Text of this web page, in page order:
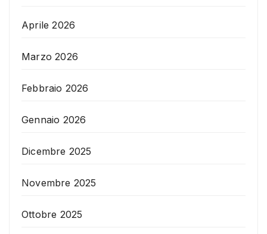
Aprile 2026
Marzo 2026
Febbraio 2026
Gennaio 2026
Dicembre 2025
Novembre 2025
Ottobre 2025